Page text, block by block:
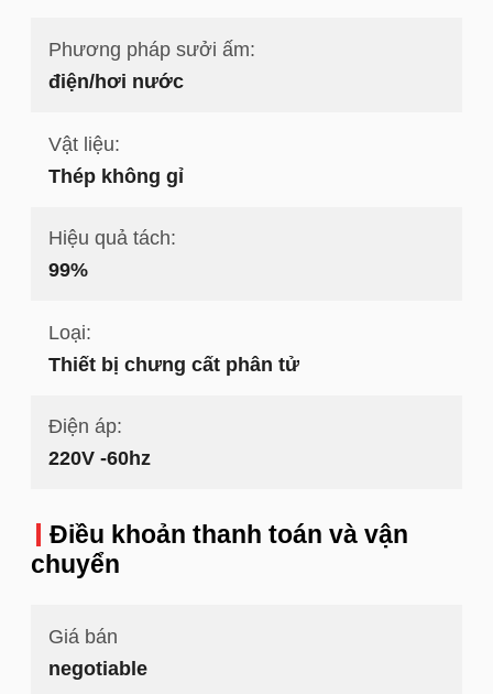
Phương pháp sưởi ấm:
điện/hơi nước
Vật liệu:
Thép không gỉ
Hiệu quả tách:
99%
Loại:
Thiết bị chưng cất phân tử
Điện áp:
220V -60hz
Điều khoản thanh toán và vận
chuyển
Giá bán
negotiable